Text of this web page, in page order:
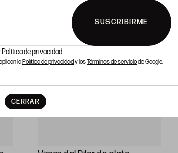
SUSCRIBIRME
Política de privacidad
laPolítica de privacidady losTérminos de serviciode Google.
CERRAR